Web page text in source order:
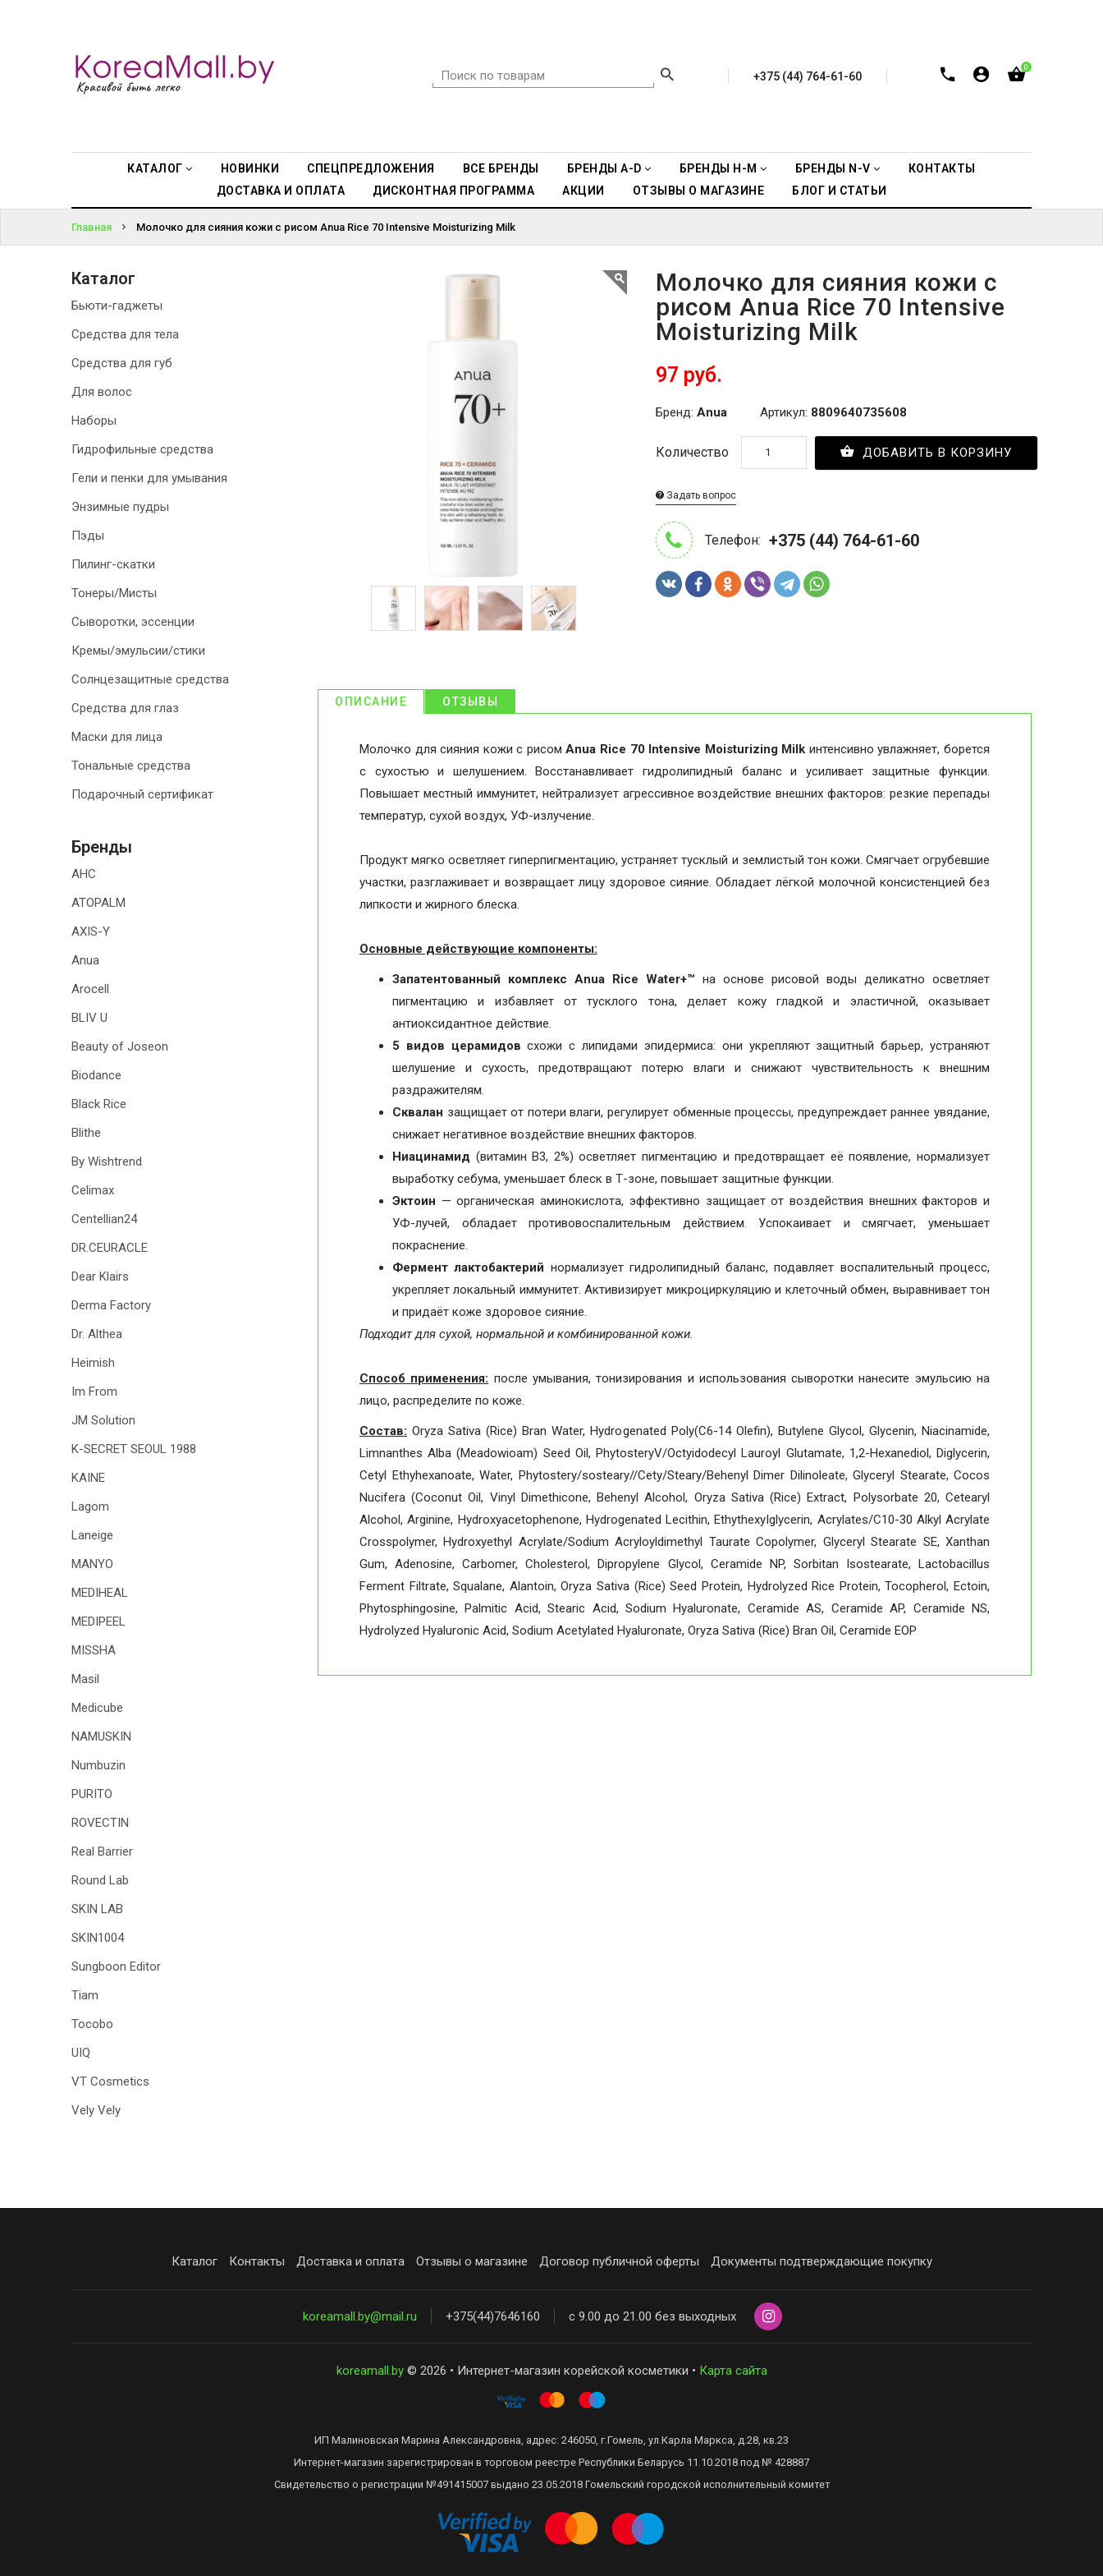
+375 (44) 764-61-60
0
КАТАЛОГ НОВИНКИ СПЕЦПРЕДЛОЖЕНИЯ ВСЕ БРЕНДЫ БРЕНДЫ A-D БРЕНДЫ H-M БРЕНДЫ N-V
КОНТАКТЫ
ДОСТАВКА И ОПЛАТА
ДИСКОНТНАЯ ПРОГРАММА АКЦИИ ОТЗЫВЫ О МАГАЗИНЕ БЛОГ И СТАТЬИ
ВСЕ БРЕНДЫ
БРЕНДЫ N-V
ДОСТАВКА И ОПЛАТА
ПРОГРАММА
ОТЗЫВЫ О
БЛОГ И СТАТЬИ
ВОЙТИ
Главная Молочко для сияния кожи с рисом Anua Rice 70 Intensive Moisturizing Milk
Молочко для сияния кожи с
рисом Anua Rice 70 Intensive
Moisturizing Milk
97 руб.
Бренд: Anua Артикул: 8809640735608
Количество ДОБАВИТЬ В КОРЗИНУ
Задать вопрос
Телефон: +375 (44) 764-61-60
ОПИСАНИЕ ОТЗЫВЫ
Молочко для сияния кожи с рисомAnua Rice 70 Intensive Moisturizing Milk интенсивно увлажняет, борется
с сухостью и шелушением. Восстанавливает гидролипидный баланс и усиливает защитные функции.
Повышает местный иммунитет, нейтрализует агрессивное воздействие внешних факторов: резкие перепады
температур, сухой воздух, УФ-излучение.
Продукт мягко осветляет гиперпигментацию, устраняет тусклый и землистый тон кожи. Смягчает огрубевшие
участки, разглаживает и возвращает лицу здоровое сияние. Обладает лёгкой молочной консистенцией без
липкости и жирного блеска.
Основные действующие компоненты:
Запатентованный комплекс Anua Rice Water+™ на основе рисовой воды деликатно осветляет
пигментацию и избавляет от тусклого тона, делает кожу гладкой и эластичной, оказывает
антиоксидантное действие.
5 видов церамидовсхожи с липидами эпидермиса: они укрепляют защитный барьер, устраняют
шелушение и сухость, предотвращают потерю влаги и снижают чувствительность к внешним
раздражителям.
Сквалан защищает от потери влаги, регулирует обменные процессы, предупреждает раннее увядание,
снижает негативное воздействие внешних факторов.
Ниацинамид (витамин В3, 2%) осветляет пигментацию и предотвращает её появление, нормализует
выработку себума, уменьшает блеск в Т-зоне, повышает защитные функции.
Эктоин — органическая аминокислота, эффективно защищает от воздействия внешних факторов и
УФ-лучей, обладает противовоспалительным действием. Успокаивает и смягчает, уменьшает
покраснение.
Фермент лактобактерий нормализует гидролипидный баланс, подавляет воспалительный процесс,
укрепляет локальный иммунитет. Активизирует микроциркуляцию и клеточный обмен, выравнивает тон
и придаёт коже здоровое сияние.
Подходит для сухой, нормальной и комбинированной кожи.
Способ применения: после умывания, тонизирования и использования сыворотки нанесите эмульсию на
лицо, распределите по коже.
Состав: Oryza Sativa (Rice) Bran Water, Hydrogenated Poly(C6-14 Olefin), Butylene Glycol, Glycenin, Niacinamide,
Limnanthes Alba (Meadowioam) Seed Oil, PhytosteryV/Octyidodecyl Lauroyl Glutamate, 1,2-Hexanediol, Diglycerin,
Cetyl Ethyhexanoate, Water, Phytostery/sosteary//Cety/Steary/Behenyl Dimer Dilinoleate, Glyceryl Stearate, Cocos
Nucifera (Coconut Oil, Vinyl Dimethicone, Behenyl Alcohol, Oryza Sativa (Rice) Extract, Polysorbate 20, Cetearyl
Alcohol, Arginine, Hydroxyacetophenone, Hydrogenated Lecithin, EthythexyIglycerin, Acrylates/C10-30 Alkyl Acrylate
Crosspolymer, Hydroxyethyl Acrylate/Sodium Acryloyldimethyl Taurate Copolymer, Glyceryl Stearate SE, Xanthan
Gum, Adenosine, Carbomer, Cholesterol, Dipropylene Glycol, Ceramide NP, Sorbitan Isostearate, Lactobacillus
Ferment Filtrate, Squalane, Alantoin, Oryza Sativa (Rice) Seed Protein, Hydrolyzed Rice Protein, Tocopherol, Ectoin,
Phytosphingosine, Palmitic Acid, Stearic Acid, Sodium Hyaluronate, Ceramide AS, Ceramide AP, Ceramide NS,
Hydrolyzed Hyaluronic Acid, Sodium Acetylated Hyaluronate, Oryza Sativa (Rice) Bran Oil, Ceramide EOP
Каталог
Бьюти-гаджеты
Средства для тела
Средства для губ
Для волос
Наборы
Гидрофильные средства
Гели и пенки для умывания
Энзимные пудры
Пэды
Пилинг-скатки
Тонеры/Мисты
Сыворотки, эссенции
Кремы/эмульсии/стики
Солнцезащитные средства
Средства для глаз
Маски для лица
Тональные средства
Подарочный сертификат
Бренды
AHC
ATOPALM
AXIS-Y
Anua
Arocell
BLIV U
Beauty of Joseon
Biodance
Black Rice
Blithe
By Wishtrend
Celimax
Centellian24
DR.CEURACLE
Dear Klairs
Derma Factory
Dr. Althea
Heimish
Im From
JM Solution
K-SECRET SEOUL 1988
KAINE
Lagom
Laneige
MANYO
MEDIHEAL
MEDIPEEL
MISSHA
Masil
Medicube
NAMUSKIN
Numbuzin
PURITO
ROVECTIN
Real Barrier
Round Lab
SKIN LAB
SKIN1004
Sungboon Editor
Tiam
Tocobo
UIQ
VT Cosmetics
Vely Vely
Каталог Контакты Доставка и оплата Отзывы о магазине Договор публичной оферты Документы подтверждающие покупку
koreamall.by@mail.ru +375(44)7646160 с 9.00 до 21.00 без выходных
koreamall.by© 2026 • Интернет-магазин корейской косметики • Карта сайта
ИП Малиновская Марина Александровна, адрес: 246050, г.Гомель, ул.Карла Маркса, д.28, кв.23
Интернет-магазин зарегистрирован в торговом реестре Республики Беларусь 11.10.2018 под № 428887
Свидетельство о регистрации №491415007 выдано 23.05.2018 Гомельский городской исполнительный комитет